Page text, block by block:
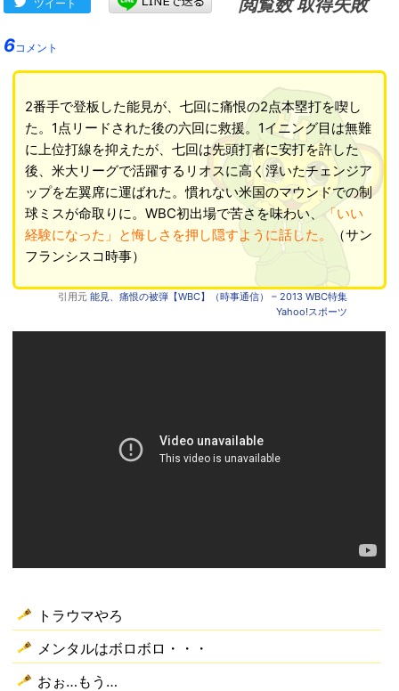
ツイート
閲覧数 取得失敗
6コメント
2番手で登板した能見が、七回に痛恨の2点本塁打を喫し
た。1点リードされた後の六回に救援。1イニング目は無難
に上位打線を抑えたが、七回は先頭打者に安打を許した
後、米大リーグで活躍するリオスに高く浮いたチェンジア
ップを左翼席に運ばれた。慣れない米国のマウンドでの制
球ミスが命取りに。WBC初出場で苦さを味わい、
「いい
経験になった」と悔しさを押し隠すように話した。
（サン
フランシスコ時事）
引用元 能見、痛恨の被弾【WBC】（時事通信） – 2013 WBC特集
Yahoo!スポーツ
トラウマやろ
メンタルはボロボロ・・・
おぉ…もう…